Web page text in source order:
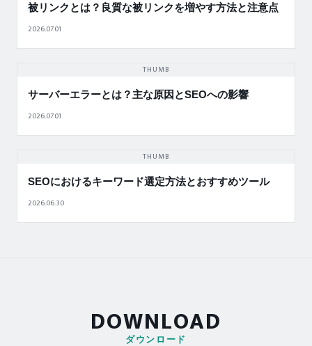
被リンクとは？良質な被リンクを増やす方法と注意点
2026.07.01
THUMB
サーバーエラーとは？主な原因とSEOへの影響
2026.07.01
THUMB
SEOにおけるキーワード選定方法とおすすめツール
2026.06.30
DOWNLOAD
ダウンロード